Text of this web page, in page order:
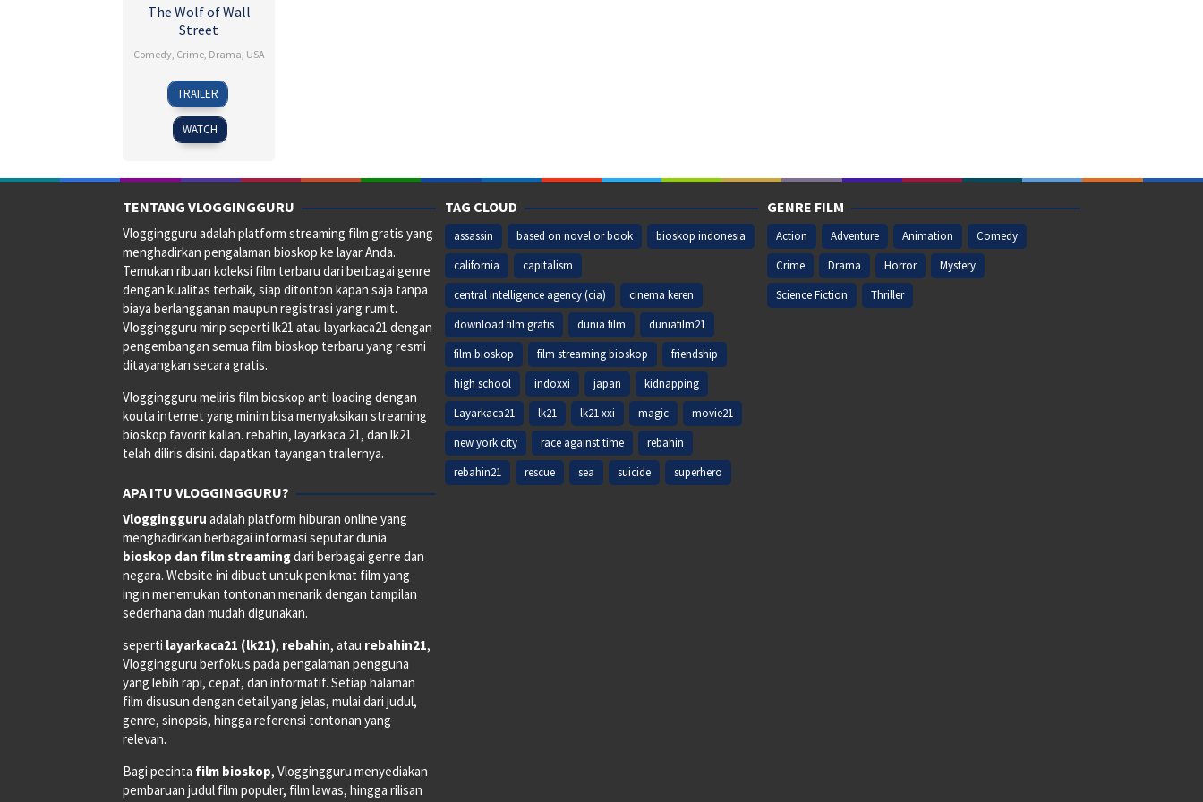
The Wolf of Wall
Street
Comedy, Crime, Drama, USA
25
Dec
2013
Martin
Scorsese
TRAILER
WATCH
TENTANG VLOGGINGGURU
Vloggingguru adalah platform streaming film gratis yang
menghadirkan pengalaman bioskop ke layar Anda.
Temukan ribuan koleksi film terbaru dari berbagai genre
dengan kualitas terbaik, siap ditonton kapan saja tanpa
biaya berlangganan maupun registrasi yang rumit.
Vloggingguru mirip seperti lk21 atau layarkaca21 dengan
pengembangan semua film bioskop terbaru yang resmi
ditayangkan secara gratis.
Vloggingguru meliris film bioskop anti loading dengan
kouta internet yang minim bisa menyaksikan streaming
bioskop favorit kalian. rebahin, layarkaca 21, dan lk21
telah diliris disini. dapatkan tayangan trailernya.
APA ITU VLOGGINGGURU?
Vloggingguru adalah platform hiburan online yang
menghadirkan berbagai informasi seputar dunia
bioskop dan film streamingdari berbagai genre dan
negara. Website ini dibuat untuk penikmat film yang
ingin menemukan tontonan menarik dengan tampilan
sederhana dan mudah digunakan.
seperti layarkaca21 (lk21), rebahin, atau rebahin21,
Vloggingguru berfokus pada pengalaman pengguna
yang lebih rapi, cepat, dan informatif. Setiap halaman
film disusun dengan detail yang jelas, mulai dari judul,
genre, sinopsis, hingga referensi tontonan yang
relevan.
Bagi pecinta film bioskop, Vloggingguru menyediakan
pembaruan judul film populer, film lawas, hingga rilisan
TAG CLOUD
assassin based on novel or book
bioskop indonesia
california
capitalism
central intelligence agency (cia)
cinema keren
download film gratis
dunia film
duniafilm21
film bioskop
film streaming bioskop
friendship
high school
indoxxi japan
kidnapping
Layarkaca21
lk21 lk21 xxi magic
movie21
new york city
race against time
rebahin
rebahin21
rescue sea suicide superhero
GENRE FILM
Action Adventure Animation
Comedy
Crime
Drama Horror
Mystery
Science Fiction
Thriller